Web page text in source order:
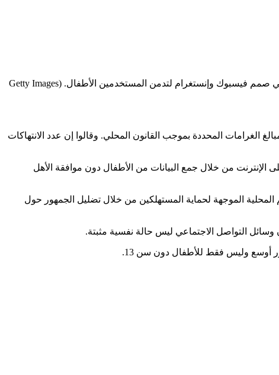
(Getty Images
الغرامات المحددة بموجب القانون المحلي. وقالوا إن عدد الانتهاكات
من خلال جمع البيانات من الأطفال دون موافقة الأهل
المحلية الموجهة لحماية المستهلكين من خلال تضليل الجمهور حول
وسائل التواصل الاجتماعي ليس حالة نفسية مثبتة.
أوسع وليس فقط للأطفال دون سن 13.